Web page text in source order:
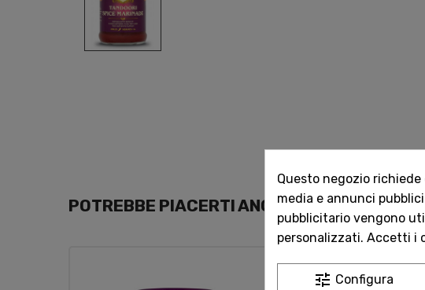
POTREBBE PIACERTI ANCHE
Questo negozio
media e annunci
pubblicitario vengono
personalizzati. Accetti i
tune Configura